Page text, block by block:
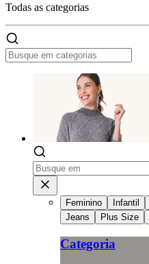
Todas as categorias
Feminino Infantil
Jeans
Plus Size
Categoria